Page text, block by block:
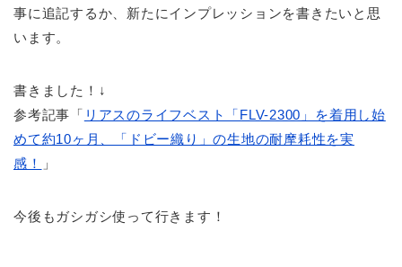
事に追記するか、新たにインプレッションを書きたいと思
います。
書きました！↓
参考記事「 リアスのライフベスト「FLV-2300」を着用し始
めて約10ヶ月、「ドビー織り」の生地の耐摩耗性を実
感！
」
今後もガシガシ使って行きます！